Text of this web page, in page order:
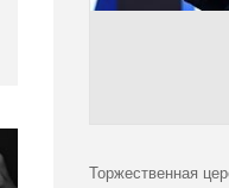
Торжественная